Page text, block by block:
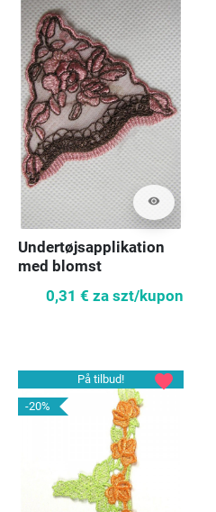
visibility
Undertøjsapplikation
med blomst
0,31 € za szt/kupon
På tilbud!
-20%
favorite